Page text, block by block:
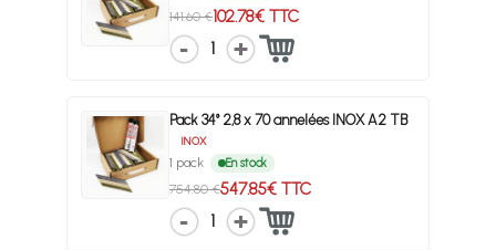
141.60 €102.78€ TTC
1
Pack 34° 2,8 x 70 annelées INOX A2 TB
INOX
1 pack En stock
754.80 €547.85€ TTC
1